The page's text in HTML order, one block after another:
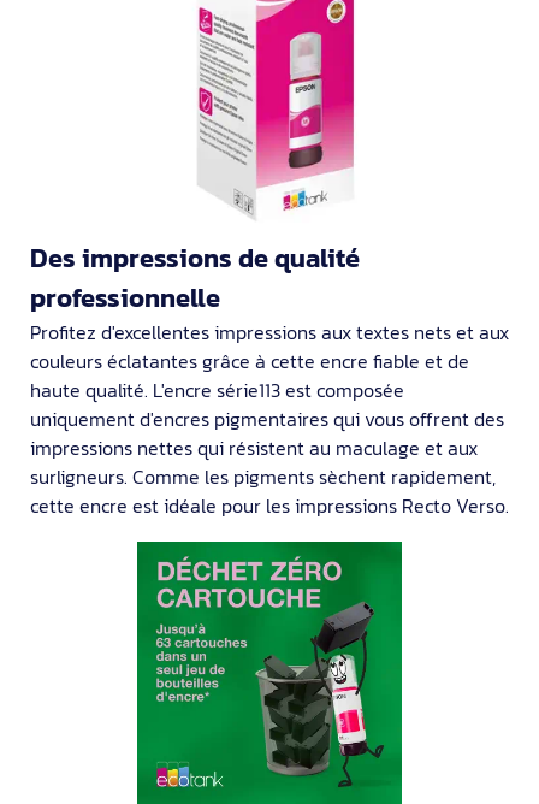
Des impressions de qualité
professionnelle
Profitez d'excellentes impressions aux textes nets et aux
couleurs éclatantes grâce à cette encre fiable et de
haute qualité. L'encre série113 est composée
uniquement d'encres pigmentaires qui vous offrent des
impressions nettes qui résistent au maculage et aux
surligneurs. Comme les pigments sèchent rapidement,
cette encre est idéale pour les impressions Recto Verso.